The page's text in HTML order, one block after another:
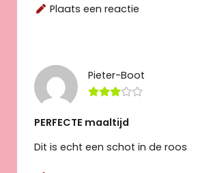
Plaats een reactie
Pieter-Boot
PERFECTE maaltijd
Dit is echt een schot in de roos